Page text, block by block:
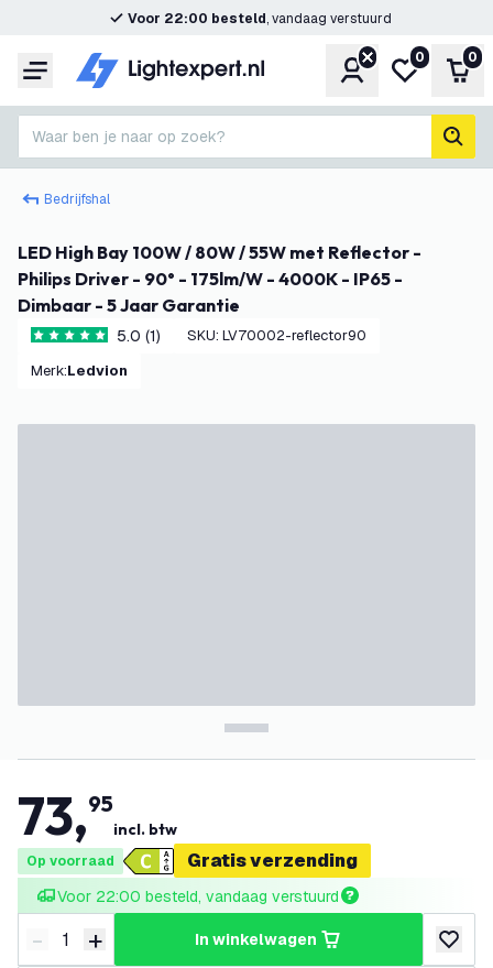
Voor 22:00 besteld, vandaag verstuurd
Menu Account
Mijn
0 0
Waar ben je naar op zoek?
Bedrijfshal
LED High Bay 100W / 80W / 55W met Reflector -
Philips Driver - 90° - 175lm/W - 4000K - IP65 -
Dimbaar - 5 Jaar Garantie
5 score sterren5.0 (1) SKU: LV70002-reflector90
Merk: Ledvion
73,95
incl. btw
Op voorraad Gratis verzending
Voor 22:00 besteld, vandaag verstuurd
Verminder hoeveelheid
- Verhoog hoeveelheid
+ in winkelwagen